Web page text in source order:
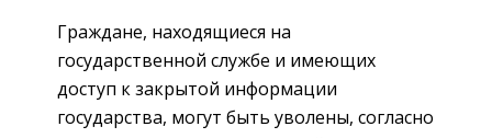
Граждане, находящиеся на
государственной службе и имеющих
доступ к закрытой информации
государства, могут быть уволены, согласно